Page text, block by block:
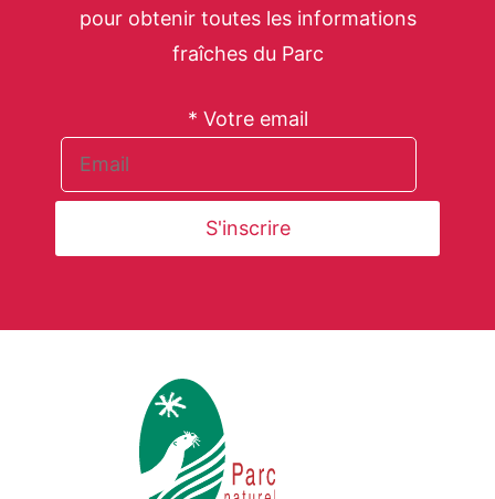
pour obtenir toutes les informations
fraîches du Parc
* Votre email